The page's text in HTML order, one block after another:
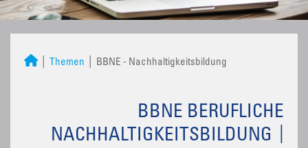
Themen BBNE - Nachhaltigkeitsbildung
BBNE BERUFLICHE
NACHHALTIGKEITSBILDUNG